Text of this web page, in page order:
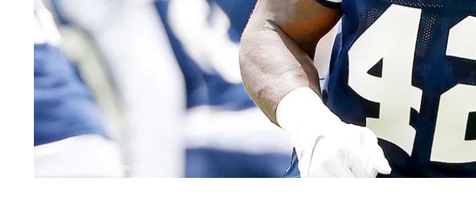
James D. Smith/Dallas Cowboys